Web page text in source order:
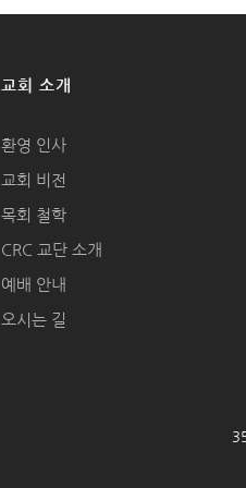
교회 소개
환영 인사
교회 비전
목회 철학
CRC 교단 소개
예배 안내
오시는 길